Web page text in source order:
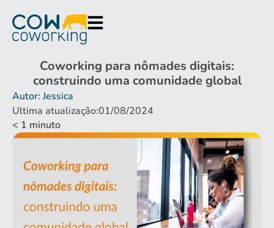
Coworking para nômades digitais:
construindo uma comunidade global
Autor: Jessica
Ultima atualização:01/08/2024
< 1 minuto